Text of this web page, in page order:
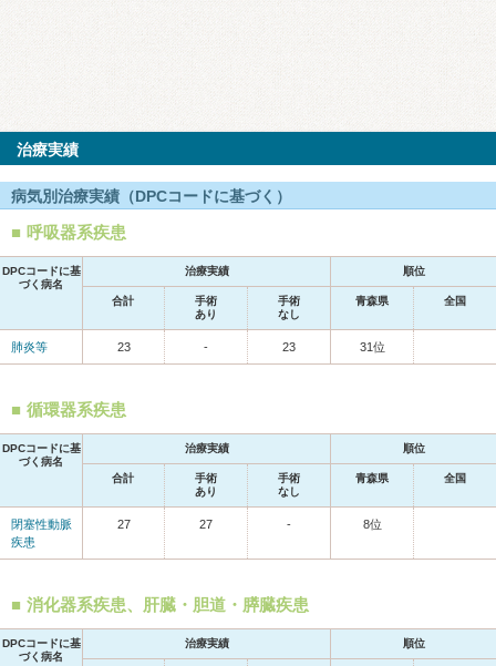
治療実績
病気別治療実績（DPCコードに基づく）
呼吸器系疾患
DPCコードに基
づく病名
治療実績 順位
合計
手術
あり
手術
なし
青森県 全国
肺炎等 23 - 23 31位
循環器系疾患
DPCコードに基
づく病名
治療実績 順位
合計
手術
あり
手術
なし
青森県 全国
閉塞性動脈
疾患
27 27 - 8位
消化器系疾患、肝臓・胆道・膵臓疾患
DPCコードに基
づく病名
治療実績 順位